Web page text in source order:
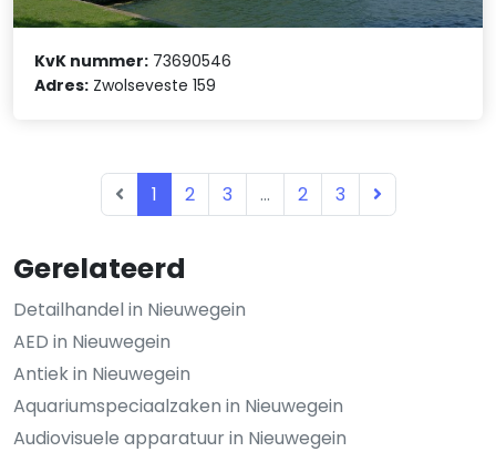
Gerelateerd
Detailhandel in Nieuwegein
AED in Nieuwegein
Antiek in Nieuwegein
Aquariumspeciaalzaken in Nieuwegein
Audiovisuele apparatuur in Nieuwegein
KvK nummer: 73690546
Adres: Zwolseveste 159
1 2 3 ... 2 3